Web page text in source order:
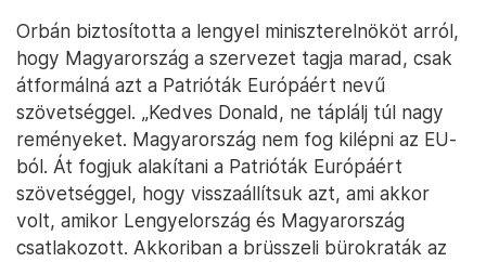
Orbán biztosította a lengyel miniszterelnököt arról,
hogy Magyarország a szervezet tagja marad, csak
átformálná azt a Patrióták Európáért nevű
szövetséggel. „Kedves Donald, ne táplálj túl nagy
reményeket. Magyarország nem fog kilépni az EU-
ból. Át fogjuk alakítani a Patrióták Európáért
szövetséggel, hogy visszaállítsuk azt, ami akkor
volt, amikor Lengyelország és Magyarország
csatlakozott. Akkoriban a brüsszeli bürokraták az